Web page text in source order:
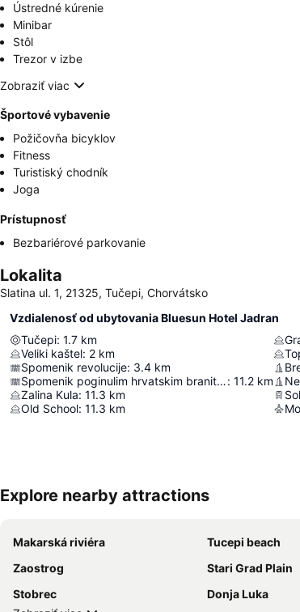
Ústredné kúrenie
Minibar
Stôl
Trezor v izbe
Zobraziť viac
Športové vybavenie
Požičovňa bicyklov
Fitness
Turistiský chodník
Joga
Prístupnosť
Bezbariérové parkovanie
Lokalita
Slatina ul. 1, 21325, Tučepi, Chorvátsko
Vzdialenosť od ubytovania Bluesun Hotel Jadran
Tučepi: 1.7 km
Veliki kaštel: 2 km
Spomenik revolucije: 3.4 km
Spomenik poginulim hrvatskim braniteljima: 11.2 km
Zalina Kula: 11.3 km
Old School: 11.3 km
Explore nearby attractions
Makarská riviéra Tucepi beach
Zaostrog
Stari Grad Plain
Stobrec
Donja Luka